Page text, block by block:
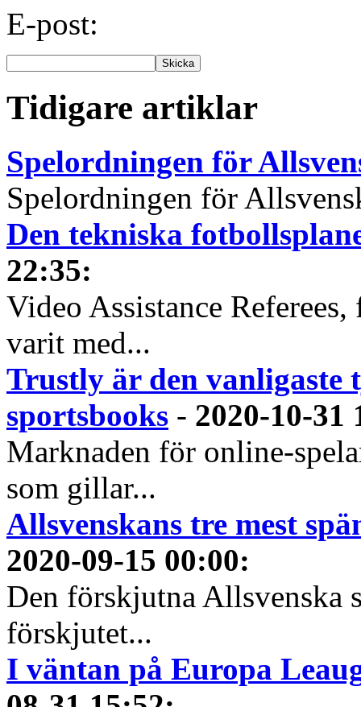
E-post:
Tidigare artiklar
Spelordningen för
Spelordningen för
Den tekniska
22:35:
Video Assistance
varit med...
Trustly är den vanligaste
sportsbooks - 2020-10-31
Marknaden för online-
som gillar...
Allsvenskans tre mest
2020-09-15 00:00:
Den förskjutna Allsvenska
förskjutet...
I väntan på Europa